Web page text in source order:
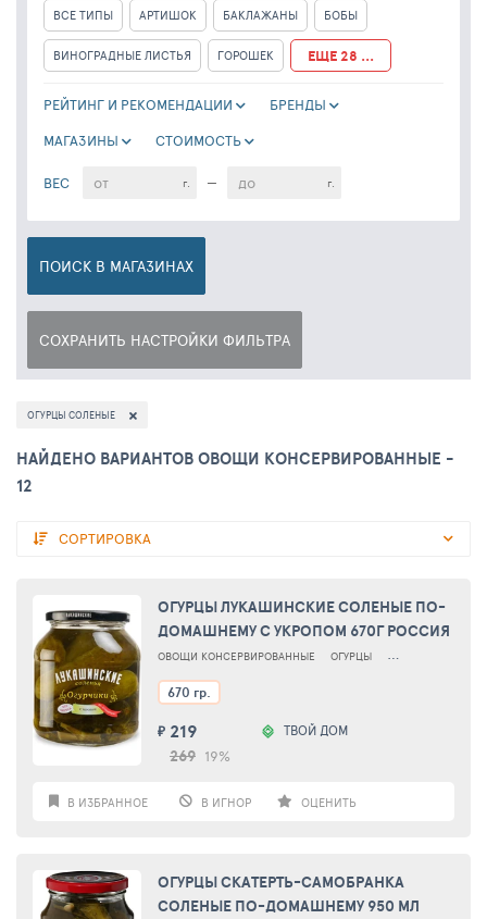
ВСЕ ТИПЫ АРТИШОК БАКЛАЖАНЫ БОБЫ
ВИНОГРАДНЫЕ ЛИСТЬЯ ГОРОШЕК ЕЩЕ 28 ...
РЕЙТИНГ И РЕКОМЕНДАЦИИ
БРЕНДЫ
МАГАЗИНЫ
CТОИМОСТЬ
ВЕС г. — г.
ПОИСК В МАГАЗИНАХ
СОХРАНИТЬ НАСТРОЙКИ ФИЛЬТРА
ОГУРЦЫ СОЛЕНЫЕ
НАЙДЕНО ВАРИАНТОВ ОВОЩИ КОНСЕРВИРОВАННЫЕ -
12
СОРТИРОВКА
ОГУРЦЫ ЛУКАШИНСКИЕ СОЛЕНЫЕ ПО-
ДОМАШНЕМУ С УКРОПОМ 670Г РОССИЯ
ОВОЩИ КОНСЕРВИРОВАННЫЕ ОГУРЦЫ ОГУРЦЫ СОЛЕНЫЕ
670 гр.
₽ 219
269 19%
ТВОЙ ДОМ
В ИЗБРАННОЕ В ИГНОР ОЦЕНИТЬ
ОГУРЦЫ СКАТЕРТЬ-САМОБРАНКА
СОЛЕНЫЕ ПО-ДОМАШНЕМУ 950 МЛ